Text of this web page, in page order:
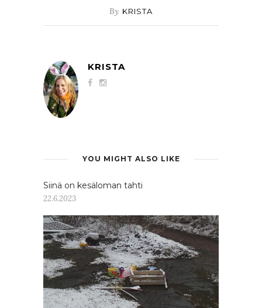
By KRISTA
KRISTA
YOU MIGHT ALSO LIKE
Siinä on kesäloman tahti
22.6.2023